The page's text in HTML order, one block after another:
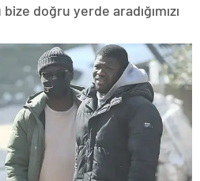
doğru yerde aradığımızı